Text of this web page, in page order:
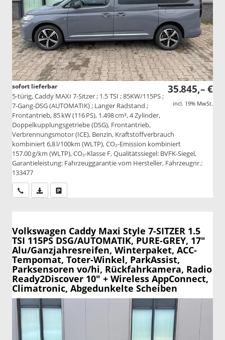
35.845,– €
incl. 19% MwSt.
sofort lieferbar
5-türig, Caddy MAXI 7-Sitzer ; 1.5 TSI ; 85KW/115PS ;
7-Gang-DSG (AUTOMATIK) ; Langer Radstand ;
Frontantrieb, 85 kW (116 PS), 1.498 cm³, 4 Zylinder,
Doppelkupplungsgetriebe (DSG), Frontantrieb,
Verbrennungsmotor (ICE), Benzin, Kraftstoffverbrauch
kombiniert 6,8 l/100km (WLTP), CO₂-Emission kombiniert
157.00 g/km (WLTP), CO₂-Klasse F, Qualitätssiegel: BVFK-Siegel,
Garantieleistung: Fahrzeuggarantie vom Hersteller, Fahrzeugnr.:
133477
Wir rufen Sie anPDF-Datei, Fahrzeugexposé drucken
Volkswagen Caddy Maxi Style 7-SITZER 1.5
TSI 115PS DSG/AUTOMATIK, PURE-GREY, 17"
Alu/Ganzjahresreifen, Winterpaket, ACC-
Tempomat, Toter-Winkel, ParkAssist,
Parksensoren vo/hi, Rückfahrkamera, Radio
Ready2Discover 10" + Wireless AppConnect,
Climatronic, Abgedunkelte Scheiben